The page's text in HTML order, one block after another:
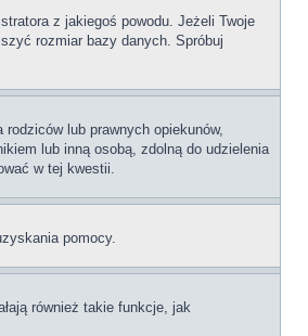
z jakiegoś powodu. Jeżeli Twoje
rozmiar bazy danych. Spróbuj
lub prawnych opiekunów,
lub inną osobą, zdolną do udzielenia
w tej kwestii.
pomocy.
również takie funkcje, jak